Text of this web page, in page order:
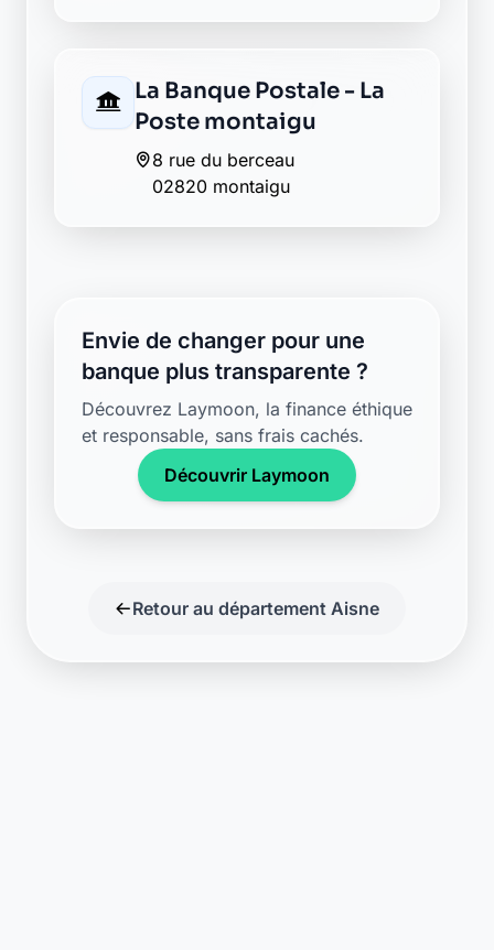
La Banque Postale - La
Poste montaigu
8 rue du berceau
02820 montaigu
Envie de changer pour une
banque plus transparente ?
Découvrez Laymoon, la finance éthique
et responsable, sans frais cachés.
Découvrir Laymoon
Retour au département Aisne